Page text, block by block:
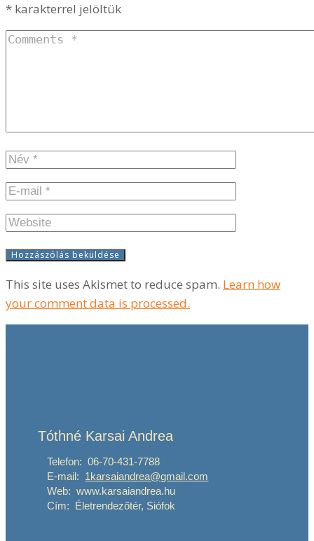
* karakterrel jelöltük
This site uses Akismet to reduce spam. Learn how
your comment data is processed.
Tóthné Karsai Andrea
Telefon: 06-70-431-7788
E-mail: 1karsaiandrea@gmail.com
Web: www.karsaiandrea.hu
Cím: Életrendezőtér, Siófok